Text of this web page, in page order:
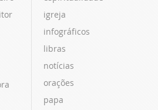
igreja
infográficos
libras
notícias
orações
papa